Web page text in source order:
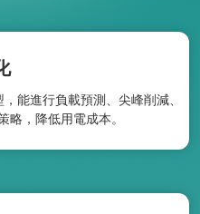
能進行負載預測、尖峰削減、
略，降低用電成本。